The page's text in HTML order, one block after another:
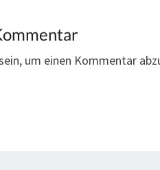
um einen Kommentar